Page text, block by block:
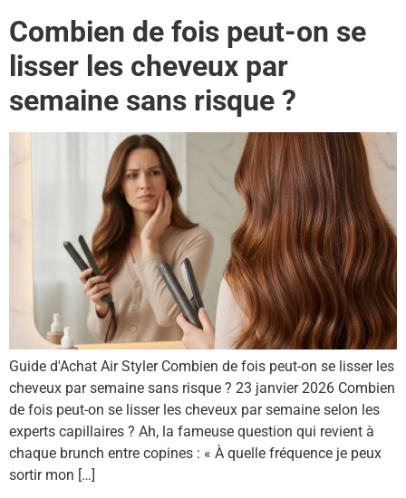
Combien de fois peut-on se
lisser les cheveux par
semaine sans risque ?
Guide d'Achat Air Styler Combien de fois peut-on se lisser les
cheveux par semaine sans risque ? 23 janvier 2026 Combien
de fois peut-on se lisser les cheveux par semaine selon les
experts capillaires ? Ah, la fameuse question qui revient à
chaque brunch entre copines : « À quelle fréquence je peux
sortir mon […]